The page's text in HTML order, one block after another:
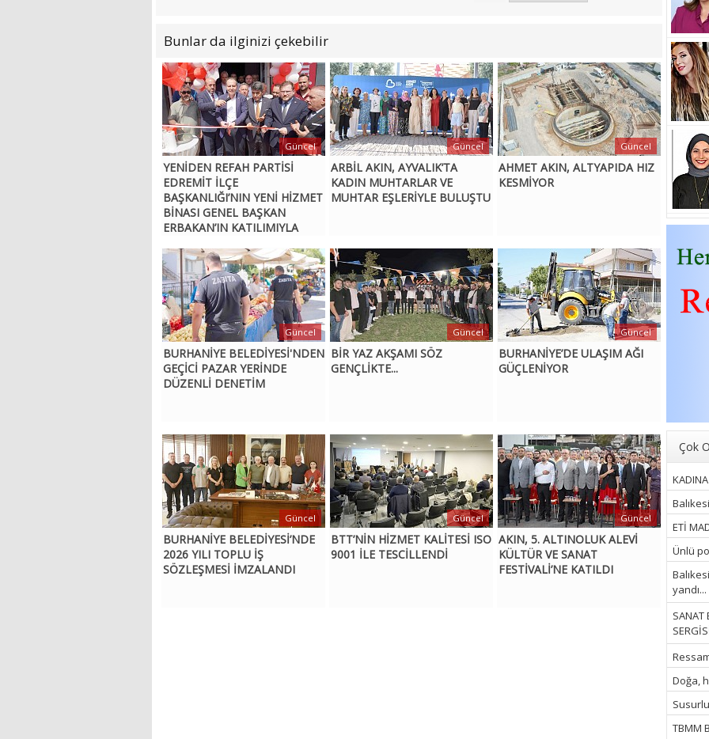
Çok
ETİ
Ünlü
yandı...
SANAT
Doğa,
TBMM
Bunlar da ilginizi çekebilir
YENİDEN REFAH PARTİSİ
EDREMİT İLÇE
BAŞKANLIĞI’NIN YENİ HİZMET
BİNASI GENEL BAŞKAN
ERBAKAN’IN KATILIMIYLA
Güncel
ARBİL AKIN, AYVALIK’TA
KADIN MUHTARLAR VE
MUHTAR EŞLERİYLE BULUŞTU
Güncel
AHMET AKIN, ALTYAPIDA HIZ
KESMİYOR
Güncel
BURHANİYE BELEDİYESİ'NDEN
GEÇİCİ PAZAR YERİNDE
DÜZENLİ DENETİM
Güncel
BİR YAZ AKŞAMI SÖZ
GENÇLİKTE...
Güncel
BURHANİYE’DE ULAŞIM AĞI
GÜÇLENİYOR
Güncel
BURHANİYE BELEDİYESİ’NDE
2026 YILI TOPLU İŞ
SÖZLEŞMESİ İMZALANDI
Güncel
BTT’NİN HİZMET KALİTESİ ISO
9001 İLE TESCİLLENDİ
Güncel
AKIN, 5. ALTINOLUK ALEVİ
KÜLTÜR VE SANAT
FESTİVALİ’NE KATILDI
Güncel